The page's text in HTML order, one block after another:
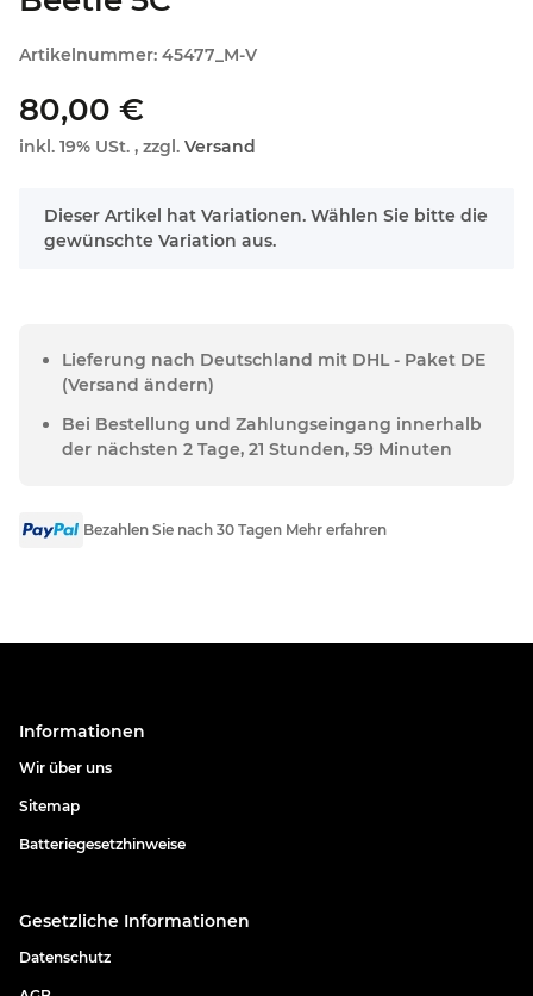
Artikelnummer: 45477_M-V
80,00 €
inkl. 19% USt. , zzgl. Versand
x
Dieser Artikel hat Variationen. Wählen Sie bitte die
gewünschte Variation aus.
Lieferung nach Deutschland mit DHL - Paket DE
(Versand ändern)
Bei Bestellung und Zahlungseingang innerhalb
der nächsten 2 Tage, 21 Stunden, 59 Minuten
Bezahlen Sie nach 30 Tagen Mehr erfahren
Informationen
Wir über uns
Sitemap
Batteriegesetzhinweise
Gesetzliche Informationen
Datenschutz